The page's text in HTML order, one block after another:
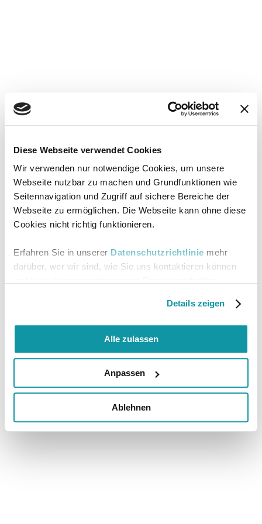
Diese Webseite verwendet Cookies
Wir verwenden nur notwendige Cookies, um unsere
Webseite nutzbar zu machen und Grundfunktionen wie
Seitennavigation und Zugriff auf sichere Bereiche der
Webseite zu ermöglichen. Die Webseite kann ohne diese
Cookies nicht richtig funktionieren.
Erfahren Sie in unserer Datenschutzrichtlinie mehr
darüber, wer wir sind, wie Sie uns kontaktieren können
Details zeigen
Alle zulassen
Anpassen
Ablehnen